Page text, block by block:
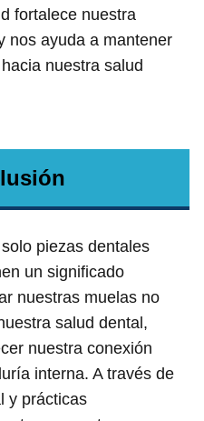
fortalece nuestra
nos ayuda a mantener
nuestra salud
piezas dentales
un significado
nuestras muelas no
salud dental,
nuestra conexión
interna. A través de
y prácticas